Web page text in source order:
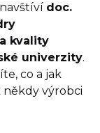
doc.
kvality
univerzity.
co a jak
někdy výrobci